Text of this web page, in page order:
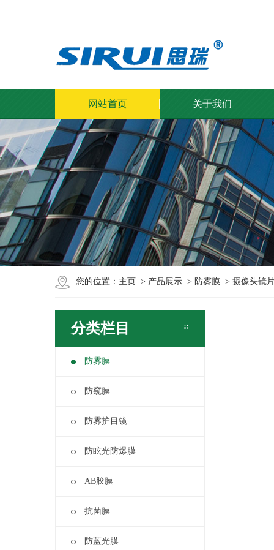
网站首页 关于我们
您的位置： 主页 > 产品展示 > 防雾膜 > 摄像头镜
分类栏目
防雾膜
防窥膜
防雾护目镜
防眩光防爆膜
AB胶膜
抗菌膜
防蓝光膜